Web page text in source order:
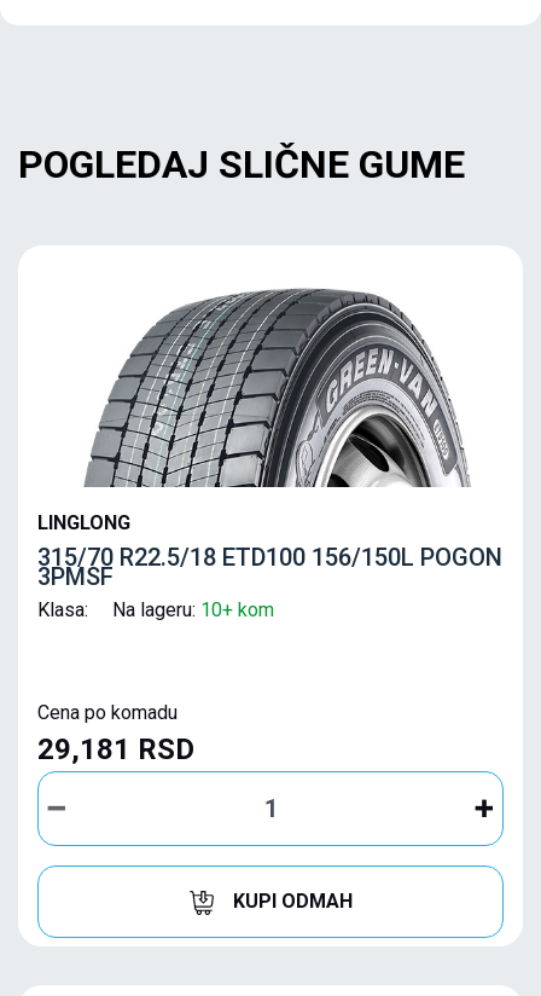
POGLEDAJ SLIČNE GUME
LINGLONG
315/70 R22.5/18 ETD100 156/150L POGON
3PMSF
Klasa: Na lageru: 10+ kom
Cena po komadu
29,181 RSD
KUPI ODMAH